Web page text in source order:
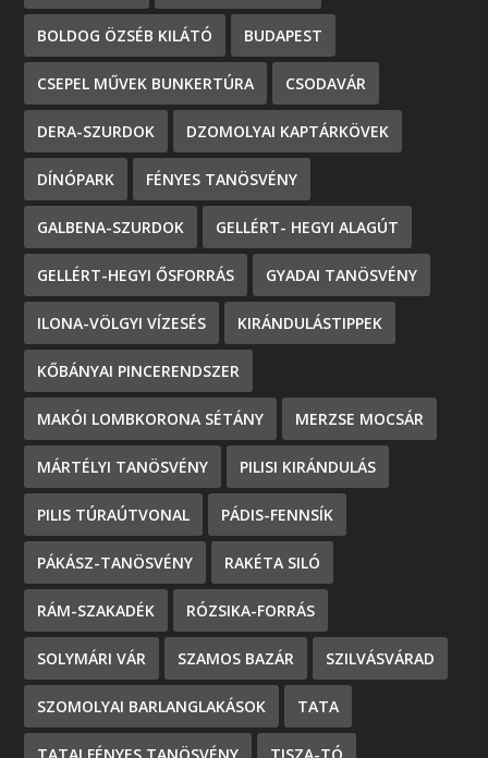
BOLDOG ÖZSÉB KILÁTÓ BUDAPEST
CSEPEL MŰVEK BUNKERTÚRA CSODAVÁR
DERA-SZURDOK DZOMOLYAI KAPTÁRKÖVEK
DÍNÓPARK FÉNYES TANÖSVÉNY
GALBENA-SZURDOK GELLÉRT- HEGYI ALAGÚT
GELLÉRT-HEGYI ŐSFORRÁS GYADAI TANÖSVÉNY
ILONA-VÖLGYI VÍZESÉS KIRÁNDULÁSTIPPEK
KŐBÁNYAI PINCERENDSZER
MAKÓI LOMBKORONA SÉTÁNY MERZSE MOCSÁR
MÁRTÉLYI TANÖSVÉNY PILISI KIRÁNDULÁS
PILIS TÚRAÚTVONAL PÁDIS-FENNSÍK
PÁKÁSZ-TANÖSVÉNY RAKÉTA SILÓ
RÁM-SZAKADÉK RÓZSIKA-FORRÁS
SOLYMÁRI VÁR SZAMOS BAZÁR SZILVÁSVÁRAD
SZOMOLYAI BARLANGLAKÁSOK TATA